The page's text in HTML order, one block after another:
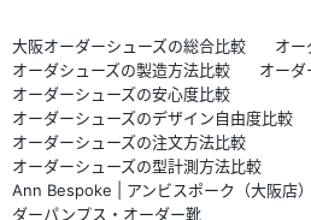
大阪オーダーシューズの総合比較
オー
オーダシューズの製造方法比較
オーダ
オーダーシューズの安心度比較
オーダーシューズのデザイン自由度比較
オーダーシューズの注文方法比較
オーダーシューズの型計測方法比較
Ann Bespoke | アンビスポーク（大阪店
ダーパンプス・オーダー靴